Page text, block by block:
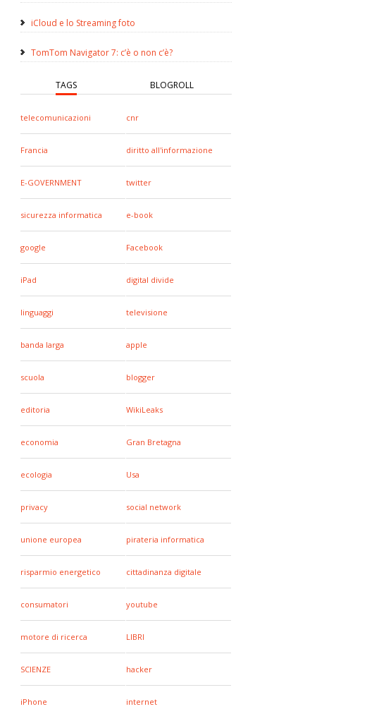
iCloud e lo Streaming foto
TomTom Navigator 7: c’è o non c’è?
TAGS BLOGROLL
telecomunicazioni cnr
Francia diritto all'informazione
E-GOVERNMENT twitter
sicurezza informatica e-book
google Facebook
iPad digital divide
linguaggi televisione
banda larga apple
scuola blogger
editoria WikiLeaks
economia Gran Bretagna
ecologia Usa
privacy social network
unione europea pirateria informatica
risparmio energetico cittadinanza digitale
consumatori youtube
motore di ricerca LIBRI
SCIENZE hacker
iPhone internet